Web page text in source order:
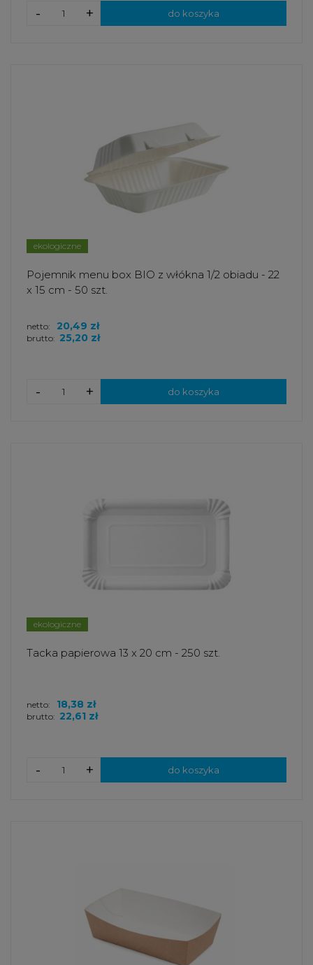
+
- do koszyka
ekologiczne
Pojemnik menu box BIO z włókna 1/2 obiadu - 22
x 15 cm - 50 szt.
brutto: 25,20 zł
netto: 20,49 zł
+
- do koszyka
ekologiczne
Tacka papierowa 13 x 20 cm - 250 szt.
brutto: 22,61 zł
netto: 18,38 zł
+
- do koszyka